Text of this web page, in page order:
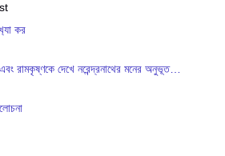
কর
রামকৃষ্ণকে দেখে নরেন্দ্রনাথের মনের অনুভূত…